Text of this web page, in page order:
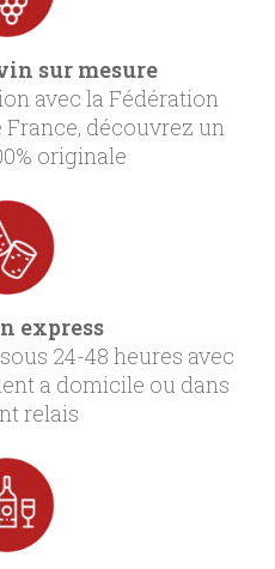
sur mesure
avec la Fédération
découvrez un
originale
express
24-48 heures avec
a domicile ou dans
relais